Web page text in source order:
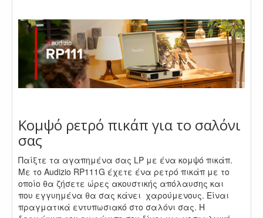
Κομψό ρετρό πικάπ για το σαλόνι
σας
Παίξτε τα αγαπημένα σας LP με ένα κομψό πικάπ.
Με το Audizio RP111G έχετε ένα ρετρό πικάπ με το
οποίο θα ζήσετε ώρες ακουστικής απόλαυσης και
που εγγυημένα θα σας κάνει χαρούμενους. Είναι
πραγματικά εντυπωσιακό στο σαλόνι σας. Η